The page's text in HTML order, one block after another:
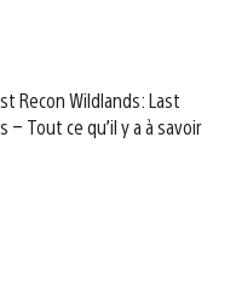
Recon Wildlands: Last
– Tout ce qu’il y a à savoir